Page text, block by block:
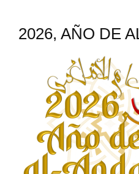
2026, AÑO DE